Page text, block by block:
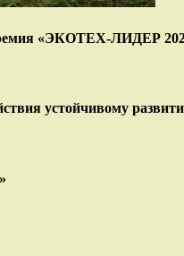
«ЭКОТЕХ-ЛИДЕР
устойчивому